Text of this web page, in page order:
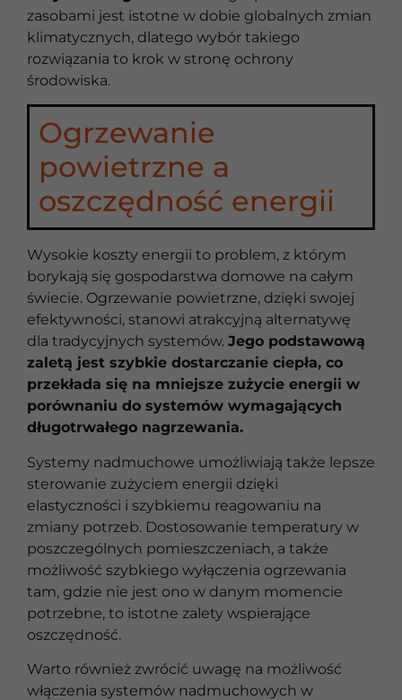
zasobami jest istotne w dobie globalnych zmian
klimatycznych, dlatego wybór takiego
rozwiązania to krok w stronę ochrony
środowiska.
Ogrzewanie
powietrzne a
oszczędność energii
Wysokie koszty energii to problem, z którym
borykają się gospodarstwa domowe na całym
świecie. Ogrzewanie powietrzne, dzięki swojej
efektywności, stanowi atrakcyjną alternatywę
dla tradycyjnych systemów. Jego podstawową
zaletą jest szybkie dostarczanie ciepła, co
przekłada się na mniejsze zużycie energii w
porównaniu do systemów wymagających
długotrwałego nagrzewania.
Systemy nadmuchowe umożliwiają także lepsze
sterowanie zużyciem energii dzięki
elastyczności i szybkiemu reagowaniu na
zmiany potrzeb. Dostosowanie temperatury w
poszczególnych pomieszczeniach, a także
możliwość szybkiego wyłączenia ogrzewania
tam, gdzie nie jest ono w danym momencie
potrzebne, to istotne zalety wspierające
oszczędność.
Warto również zwrócić uwagę na możliwość
włączenia systemów nadmuchowych w